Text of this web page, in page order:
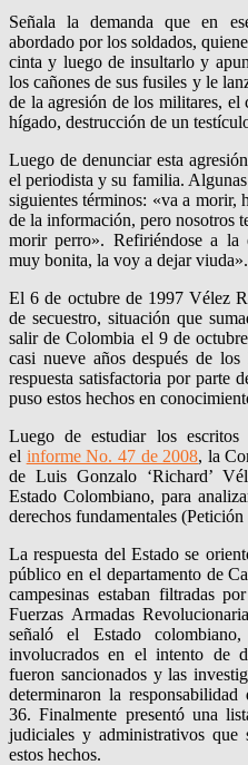
Señala la demanda que en
abordado por los soldados,
cinta y luego de insultarlo y
los cañones de sus fusiles y le
de la agresión de los militares,
hígado, destrucción de un
Luego de denunciar esta
el periodista y su familia. Algunas
siguientes términos: «va a morir,
de la información, pero nosotros
morir perro». Refiriéndose a la
muy bonita, la voy a dejar viuda».
El 6 de octubre de 1997 Vélez
de secuestro, situación que
salir de Colombia el 9 de
casi nueve años después de
respuesta satisfactoria por parte
puso estos hechos en
Luego de estudiar los
el informe No. 47 de 2008, la
de Luis Gonzalo ‘Richard’
Estado Colombiano, para
derechos fundamentales
La respuesta del Estado se
público en el departamento de
campesinas estaban filtradas
Fuerzas Armadas
señaló el Estado
involucrados en el intento de
fueron sancionados y las
determinaron la
36. Finalmente presentó una
judiciales y administrativos que
estos hechos.